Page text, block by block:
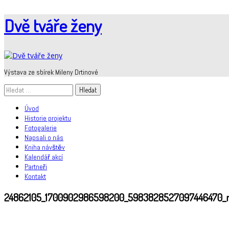
Skip
to
Dvě tváře ženy
Výstava ze sbírek Mileny Drtinové
Vyhledávání
Úvod
Historie projektu
Fotogalerie
Napsali o nás
Kniha návštěv
Kalendář akcí
Partneři
Kontakt